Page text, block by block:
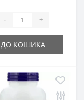
- +
ДО КОШИКА